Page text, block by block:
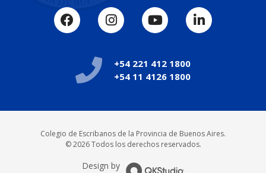
+54 221 412 1800
+54 11 4126 1800
Colegio de Escribanos de la Provincia de Buenos Aires.
© 2026 Todos los derechos reservados.
Design by